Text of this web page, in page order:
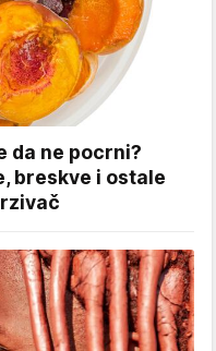
da ne pocrni?
breskve i ostale